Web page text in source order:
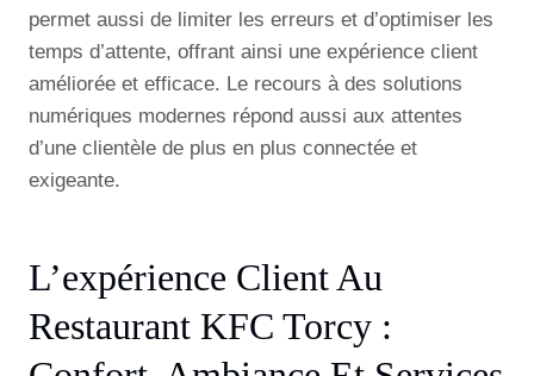
permet aussi de limiter les erreurs et d’optimiser les
temps d’attente, offrant ainsi une expérience client
améliorée et efficace. Le recours à des solutions
numériques modernes répond aussi aux attentes
d’une clientèle de plus en plus connectée et
exigeante.
L’expérience Client Au
Restaurant KFC Torcy :